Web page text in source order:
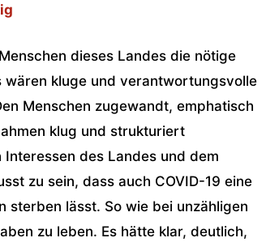
dieses Landes die nötige
kluge und verantwortungsvolle
Menschen zugewandt, emphatisch
klug und strukturiert
des Landes und dem
zu sein, dass auch COVID-19 eine
sterben lässt. So wie bei unzähligen
zu leben. Es hätte klar, deutlich,